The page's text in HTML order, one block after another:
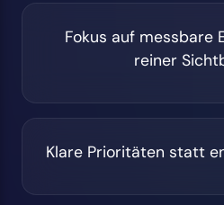
Fokus auf messbare
reiner
Klare Prioritäten statt